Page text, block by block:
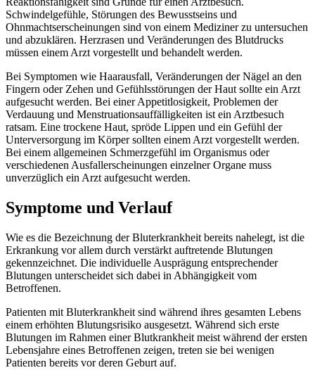
Schwindelgefühle, Störungen des Bewusstseins und
Ohnmachtserscheinungen sind von einem Mediziner zu untersuchen
und abzuklären. Herzrasen und Veränderungen des Blutdrucks
müssen einem Arzt vorgestellt und behandelt werden.
Bei Symptomen wie Haarausfall, Veränderungen der Nägel an den
Fingern oder Zehen und Gefühlsstörungen der Haut sollte ein Arzt
aufgesucht werden. Bei einer Appetitlosigkeit, Problemen der
Verdauung und Menstruationsauffälligkeiten ist ein Arztbesuch
ratsam. Eine trockene Haut, spröde Lippen und ein Gefühl der
Unterversorgung im Körper sollten einem Arzt vorgestellt werden.
Bei einem allgemeinen Schmerzgefühl im Organismus oder
verschiedenen Ausfallerscheinungen einzelner Organe muss
unverzüglich ein Arzt aufgesucht werden.
Symptome und Verlauf
Wie es die Bezeichnung der Bluterkrankheit bereits nahelegt, ist die
Erkrankung vor allem durch verstärkt auftretende Blutungen
gekennzeichnet. Die individuelle Ausprägung entsprechender
Blutungen unterscheidet sich dabei in Abhängigkeit vom
Betroffenen.
Patienten mit Bluterkrankheit sind während ihres gesamten Lebens
einem erhöhten Blutungsrisiko ausgesetzt. Während sich erste
Blutungen im Rahmen einer Blutkrankheit meist während der ersten
Lebensjahre eines Betroffenen zeigen, treten sie bei wenigen
Patienten bereits vor deren Geburt auf.